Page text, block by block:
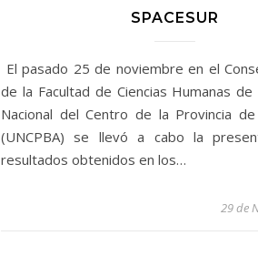
SPACESUR
El pasado 25 de noviembre en el
de la Facultad de Ciencias Humanas
Nacional del Centro de la Provincia
(UNCPBA) se llevó a cabo la
resultados obtenidos en los…
29 de